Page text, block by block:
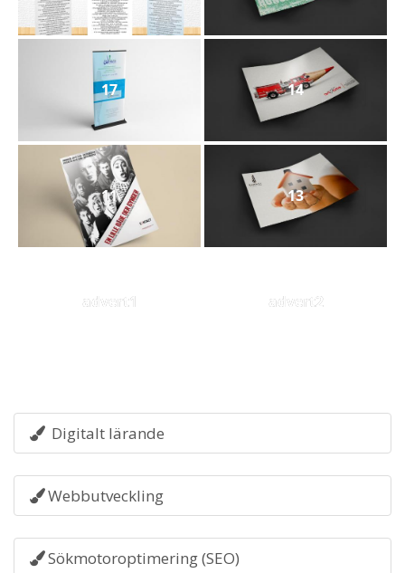
17 14
11 13
advert1 advert2
Digitalt lärande
Webbutveckling
Sökmotoroptimering (SEO)